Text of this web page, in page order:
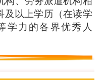
及以上学历（在读学
学力的各界优秀人